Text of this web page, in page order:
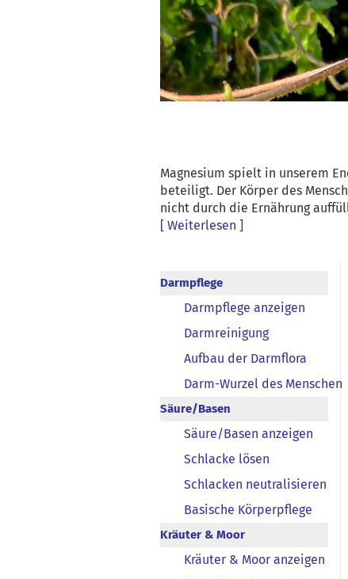
Magnesium spielt in unserem
beteiligt. Der Körper des
nicht durch die Ernährung
[ Weiterlesen ]
Darmpflege
Darmpflege anzeigen
Darmreinigung
Aufbau der Darmflora
Darm-Wurzel des Menschen
Säure/Basen
Säure/Basen anzeigen
Schlacke lösen
Schlacken neutralisieren
Basische Körperpflege
Kräuter & Moor
Kräuter & Moor anzeigen